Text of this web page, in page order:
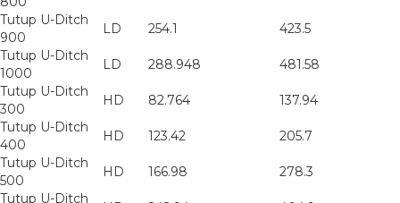
Tutup U-Ditch
900
LD 254.1
423.5
Tutup U-Ditch
1000
LD 288.948
481.58
Tutup U-Ditch
300
HD 82.764
137.94
Tutup U-Ditch
400
HD 123.42
205.7
Tutup U-Ditch
500
HD 166.98
278.3
Tutup U-Ditch